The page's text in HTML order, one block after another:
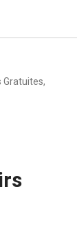
Gratuites,